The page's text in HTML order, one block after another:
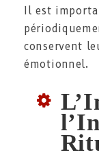
Il est
conservent
émotionnel.